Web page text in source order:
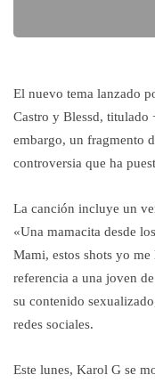
El nuevo tema lanzado
Castro y Blessd, titulado
embargo, un fragmento
controversia que ha
La canción incluye un
«Una mamacita desde
Mami, estos shots yo
referencia a una joven
su contenido
redes sociales.
Este lunes, Karol G se